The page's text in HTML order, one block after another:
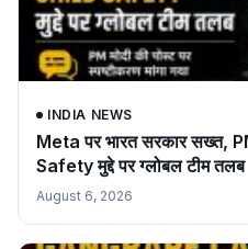
INDIA NEWS
Meta पर भारत सरकार सख्त,
Safety मुद्दे पर ग्लोबल टीम तलब
August 6, 2026